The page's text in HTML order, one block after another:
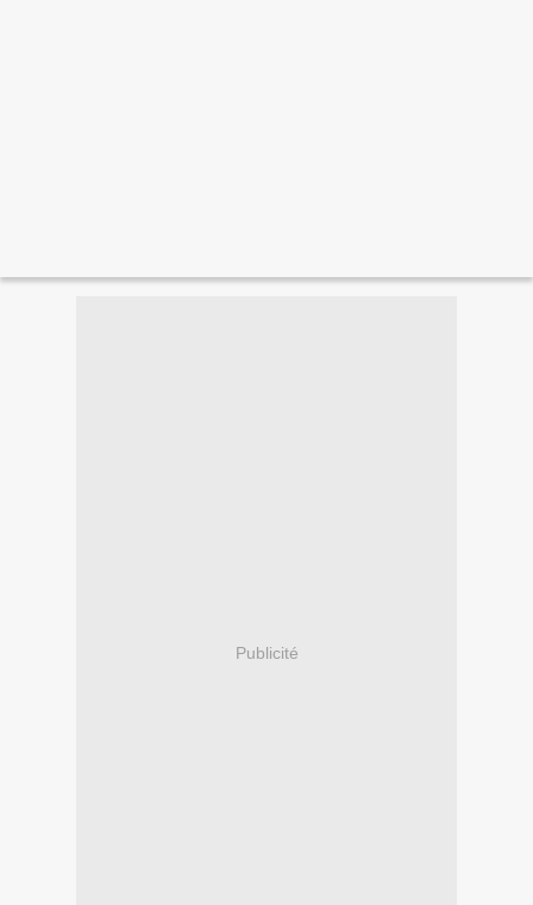
Publicité